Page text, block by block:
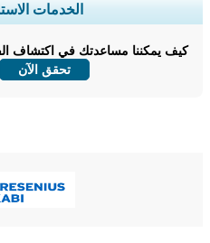
توسيع التغطية الإقليمية والدولية،
التنافسية، ورؤى المستخدم النهائي.
خصص
الخدمات
كيف يمكننا مساعدتك في اكتشاف
تحقق الآن